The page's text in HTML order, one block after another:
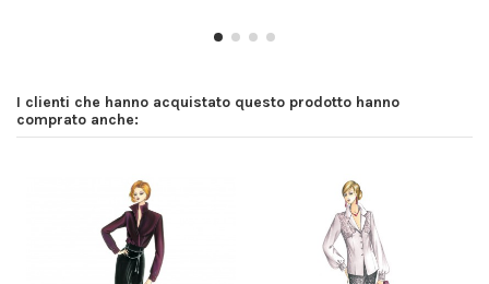
I clienti che hanno acquistato questo prodotto hanno
comprato anche: